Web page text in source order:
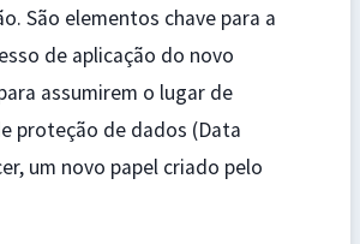
São elementos chave para a
de aplicação do novo
assumirem o lugar de
proteção de dados (Data
um novo papel criado pelo